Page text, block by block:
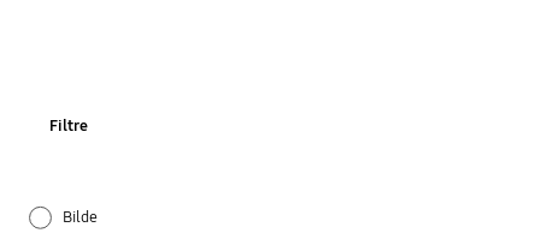
Filtre
Bilde